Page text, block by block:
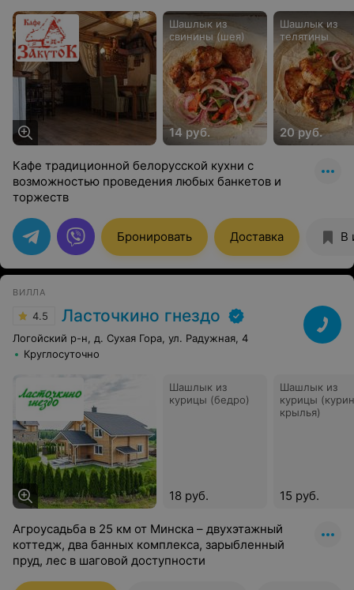
Шашлык из
свинины (шея)
14 руб.
Шашлык из
телятины
20 руб.
Кафе традиционной белорусской кухни с
возможностью проведения любых банкетов и
торжеств
Бронировать Доставка В
ВИЛЛА
4.5 Ласточкино гнездо
Логойский р-н, д. Сухая Гора, ул. Радужная, 4
Круглосуточно
Шашлык из
курицы (бедро)
18 руб.
Шашлык из
курицы
крылья)
15 руб.
Агроусадьба в 25 км от Минска – двухэтажный
коттедж, два банных комплекса, зарыбленный
пруд, лес в шаговой доступности